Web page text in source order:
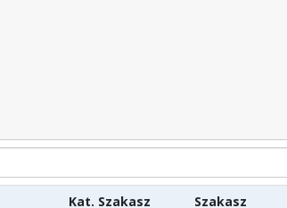
Kat. Szakasz
Szakasz